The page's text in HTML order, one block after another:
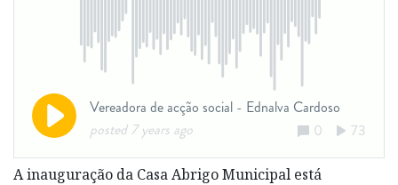
A inauguração da Casa Abrigo Municipal está